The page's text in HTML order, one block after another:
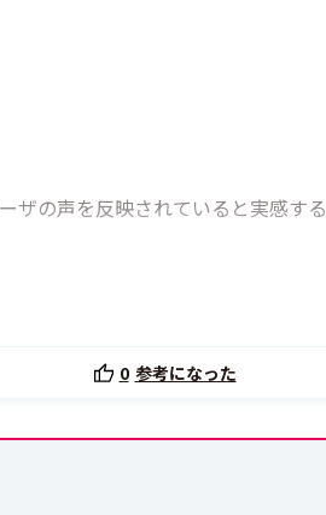
ザの声を反映されていると実感する
0 参考になった